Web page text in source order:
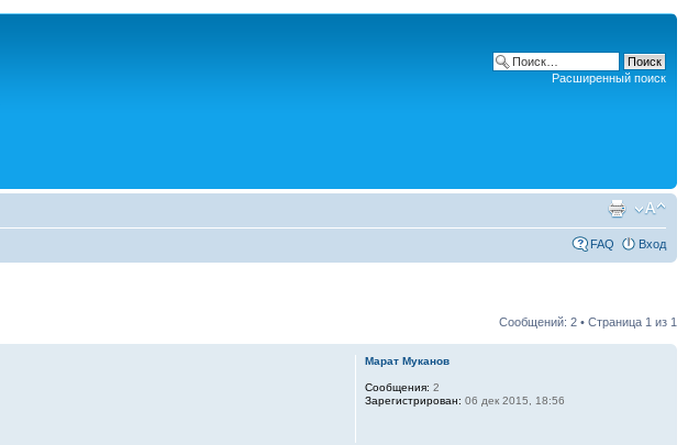
Расширенный поиск
FAQ Вход
Сообщений: 2 • Страница 1 из 1
Марат Муканов
Сообщения: 2
Зарегистрирован: 06 дек 2015, 18:56